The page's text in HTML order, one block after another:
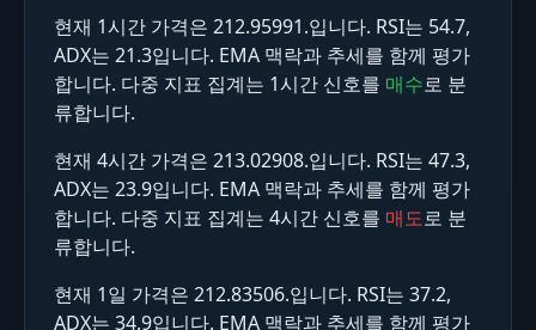
현재 1시간 가격은 212.95991.입니다. RSI는 54.7,
ADX는 21.3입니다. EMA 맥락과 추세를 함께 평가
합니다. 다중 지표 집계는 1시간 신호를 매수로 분
류합니다.
현재 4시간 가격은 213.02908.입니다. RSI는 47.3,
ADX는 23.9입니다. EMA 맥락과 추세를 함께 평가
합니다. 다중 지표 집계는 4시간 신호를 매도로 분
류합니다.
현재 1일 가격은 212.83506.입니다. RSI는 37.2,
ADX는 34.9입니다. EMA 맥락과 추세를 함께 평가